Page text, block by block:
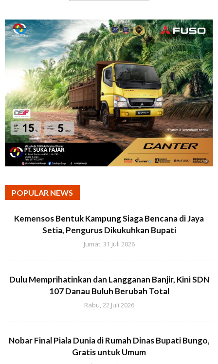
POPULAR NEWS
Kemensos Bentuk Kampung Siaga Bencana di Jaya
Setia, Pengurus Dikukuhkan Bupati
Jumat, 31 Juli 2026
Dulu Memprihatinkan dan Langganan Banjir, Kini SDN
107 Danau Buluh Berubah Total
Rabu, 22 Juli 2026
Nobar Final Piala Dunia di Rumah Dinas Bupati Bungo,
Gratis untuk Umum